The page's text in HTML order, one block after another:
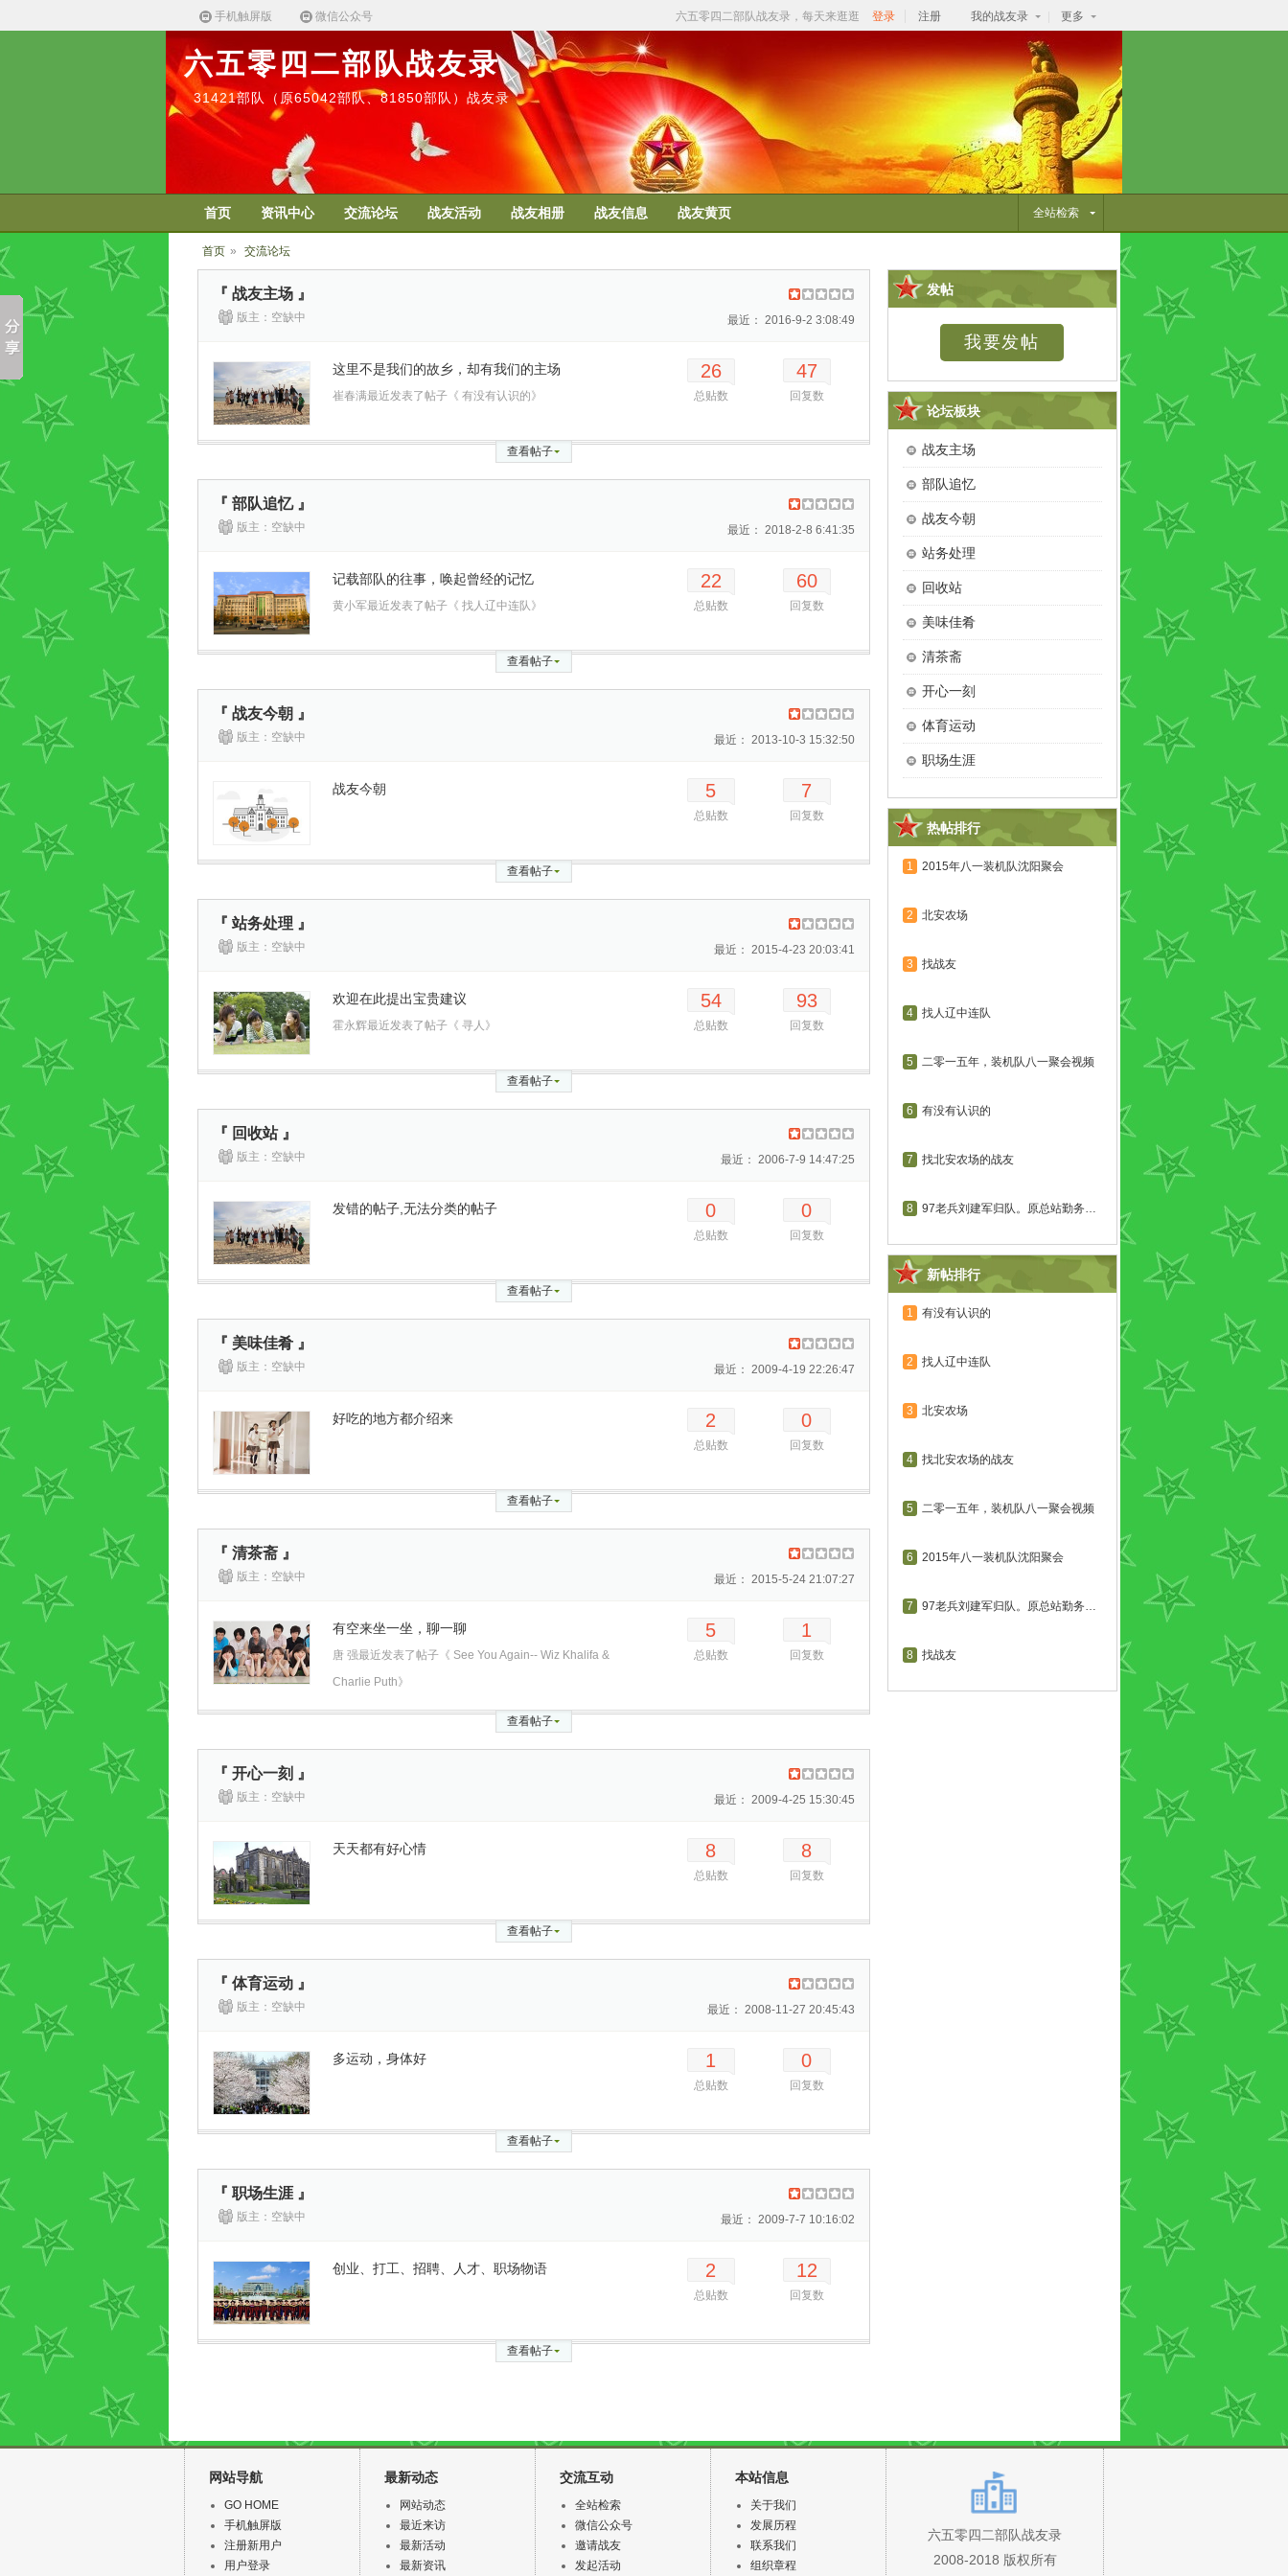
手机触屏版 微信公众号 六五零四二部队战友录，每天来逛逛 登录 注册 我的战友录 更多
六五零四二部队战友录
31421部队（原65042部队、81850部队）战友录
首页 资讯中心 交流论坛 战友活动 战友相册 战友信息 战友黄页 全站检索
首页 » 交流论坛
『 战友主场 』
版主：空缺中 最近： 2016-9-2 3:08:49
这里不是我们的故乡，却有我们的主场
崔春满最近发表了帖子《 有没有认识的》
26
总贴数
47
回复数
查看帖子
『 部队追忆 』
版主：空缺中 最近： 2018-2-8 6:41:35
记载部队的往事，唤起曾经的记忆
黄小军最近发表了帖子《 找人辽中连队》
22
总贴数
60
回复数
查看帖子
『 战友今朝 』
版主：空缺中 最近： 2013-10-3 15:32:50
战友今朝 5
总贴数
7
回复数
查看帖子
『 站务处理 』
版主：空缺中 最近： 2015-4-23 20:03:41
欢迎在此提出宝贵建议
霍永辉最近发表了帖子《 寻人》
54
总贴数
93
回复数
查看帖子
『 回收站 』
版主：空缺中 最近： 2006-7-9 14:47:25
发错的帖子,无法分类的帖子 0
总贴数
0
回复数
查看帖子
『 美味佳肴 』
版主：空缺中 最近： 2009-4-19 22:26:47
好吃的地方都介绍来 2
总贴数
0
回复数
查看帖子
『 清茶斋 』
版主：空缺中 最近： 2015-5-24 21:07:27
有空来坐一坐，聊一聊
唐 强最近发表了帖子《 See You Again-- Wiz Khalifa &
Charlie Puth》
5
总贴数
1
回复数
查看帖子
『 开心一刻 』
版主：空缺中 最近： 2009-4-25 15:30:45
天天都有好心情 8
总贴数
8
回复数
查看帖子
『 体育运动 』
版主：空缺中 最近： 2008-11-27 20:45:43
多运动，身体好 1
总贴数
0
回复数
查看帖子
『 职场生涯 』
版主：空缺中 最近： 2009-7-7 10:16:02
创业、打工、招聘、人才、职场物语 2
总贴数
12
回复数
查看帖子
发帖
论坛板块
战友主场
部队追忆
战友今朝
站务处理
回收站
美味佳肴
清茶斋
开心一刻
体育运动
职场生涯
热帖排行
1 2015年八一装机队沈阳聚会
2 北安农场
3 找战友
4 找人辽中连队
5 二零一五年，装机队八一聚会视频
6 有没有认识的
7 找北安农场的战友
8 97老兵刘建军归队。原总站勤务连...
新帖排行
1 有没有认识的
2 找人辽中连队
3 北安农场
4 找北安农场的战友
5 二零一五年，装机队八一聚会视频
6 2015年八一装机队沈阳聚会
7 97老兵刘建军归队。原总站勤务连...
8 找战友
网站导航
GO HOME
手机触屏版
注册新用户
用户登录
最新动态
网站动态
最近来访
最新活动
最新资讯
交流互动
全站检索
微信公众号
邀请战友
发起活动
本站信息
关于我们
发展历程
联系我们
组织章程
六五零四二部队战友录
2008-2018 版权所有